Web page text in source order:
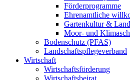
Förderprogramme
Ehrenamtliche
Gartenkultur &
Moor- und
Bodenschutz (PFAS)
Landschaftspflegeverband
Wirtschaft
Wirtschaftsförderung
Wirtschaftsbeirat